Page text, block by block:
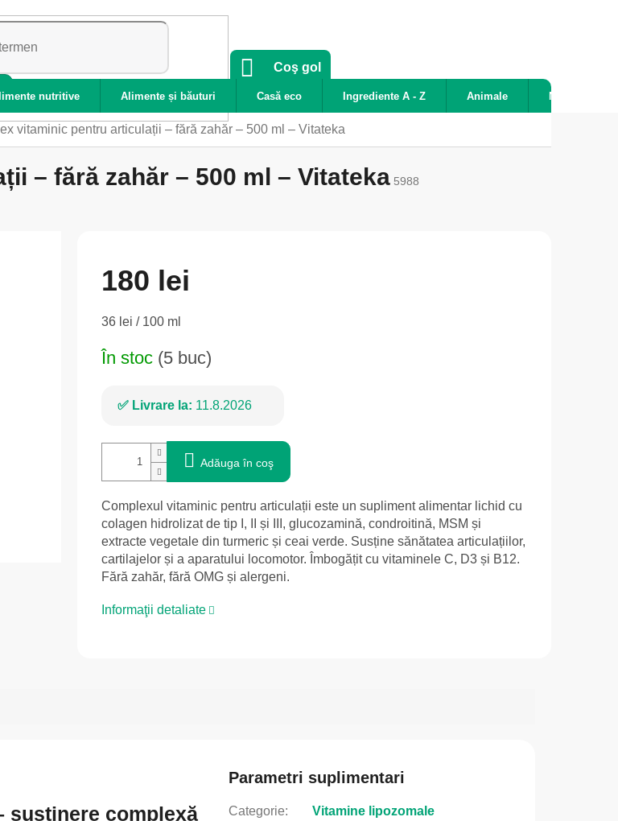
COŞ
CUMPĂRĂTURI
Coş gol
nutritive Alimente și băuturi Casă eco Ingrediente A - Z Animale Noutăți
vitaminic pentru articulații – fără zahăr – 500 ml – Vitateka
– fără zahăr – 500 ml – Vitateka 5988
180 lei
Evaluare
36 lei / 100 ml
În stoc (5 buc)
Livrare la: 11.8.2026
Adăuga în coş
Complexul vitaminic pentru articulații este un supliment alimentar lichid cu
colagen hidrolizat de tip I, II și III, glucozamină, condroitină, MSM și
extracte vegetale din turmeric și ceai verde. Susține sănătatea articulațiilor,
cartilajelor și a aparatului locomotor. Îmbogățit cu vitaminele C, D3 și B12.
Fără zahăr, fără OMG și alergeni.
Informaţii detaliate
susținere complexă
Parametri suplimentari
Categorie:
Vitamine lipozomale